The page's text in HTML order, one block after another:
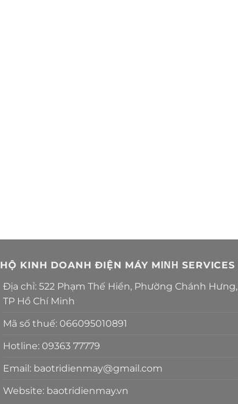
HỘ KINH DOANH ĐIỆN MÁY MΙΝΗ SERVICES
Địa chỉ: 522 Phạm Thế Hiển, Phường Chánh Hưng,
TP Hồ Chí Minh
Mã số thuế: 066095010891
Hotline: 09363 77779
Email: baotridienmay@gmail.com
Website: baotridienmay.vn